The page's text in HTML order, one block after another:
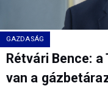
GAZDASÁG
Rétvári Bence:
van a